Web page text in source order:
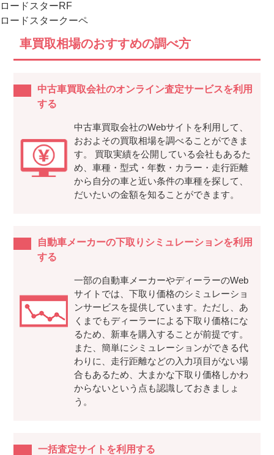
ロードスターRF
ロードスタークーペ
車買取相場のおすすめの調べ方
中古車買取会社のオンライン査定サービスを利用
する
中古車買取会社のWebサイトを利用して、
おおよその買取相場を調べることができま
す。 買取実績を公開している会社もあるた
め、車種・型式・年数・カラー・走行距離
から自分の車と近い条件の車種を探して、
だいたいの金額を知ることができます。
自動車メーカーの下取りシミュレーションを利用
する
一部の自動車メーカーやディーラーのWeb
サイトでは、下取り価格のシミュレーショ
ンサービスを提供しています。ただし、あ
くまでもディーラーによる下取り価格にな
るため、新車を購入することが前提です。
また、簡単にシミュレーションができる代
わりに、走行距離などの入力項目がない場
合もあるため、大まかな下取り価格しかわ
からないという点も認識しておきましょ
う。
一括査定サイトを利用する